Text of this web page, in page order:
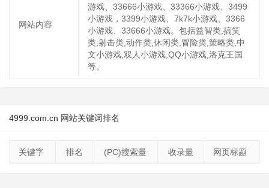
网站内容
游戏、33666小游戏、33366小游戏、3499
小游戏，3399小游戏、7k7k小游戏、3366
小游戏、33666小游戏。包括益智类,搞笑
类,射击类,动作类,休闲类,冒险类,策略类,中
文小游戏,双人小游戏,QQ小游戏,洛克王国
等。
4999.com.cn 网站关键词排名
关键字 排名 (PC)搜索量 收录量 网页标题